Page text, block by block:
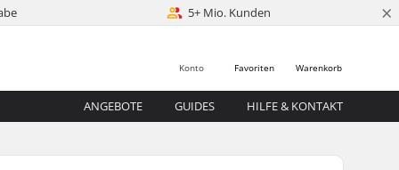
5+ Mio. Kunden ×
Warenkorb
Favoriten
Konto
ANGEBOTE GUIDES HILFE & KONTAKT